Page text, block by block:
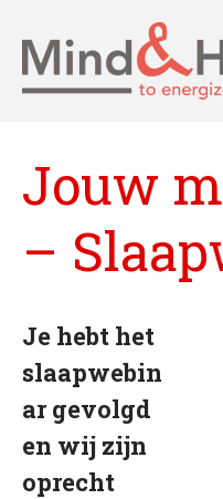
Jouw
–
Je hebt het
slaapwebin
ar gevolgd
en wij zijn
oprecht